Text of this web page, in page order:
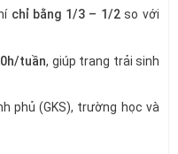
chỉ bằng 1/3 – 1/2so với
tuần, giúp trang trải sinh
phủ (GKS), trường học và